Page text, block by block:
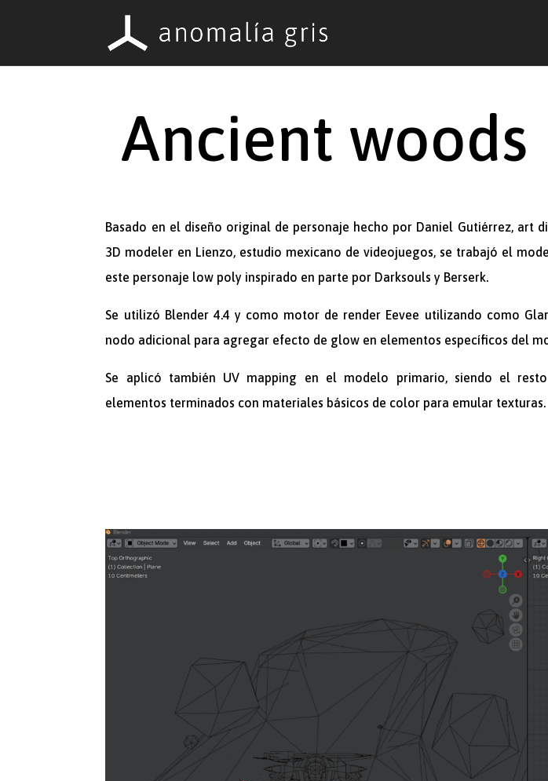
Ancient woods
Aug 7, 2025
Ancient woods
Basado en el diseño original de personaje hecho por Daniel Gutiérrez, art
3D modeler en Lienzo, estudio mexicano de videojuegos, se trabajó el
este personaje low poly inspirado en parte por Darksouls y Berserk.
Se utilizó Blender 4.4 y como motor de render Eevee utilizando como
nodo adicional para agregar efecto de glow en elementos específicos del
Se aplicó también UV mapping en el modelo primario, siendo el
elementos terminados con materiales básicos de color para emular texturas.